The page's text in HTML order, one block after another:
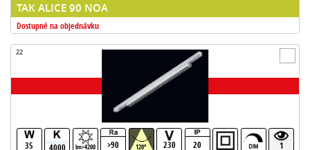
TAK ALICE 90 NOA
Dostupné na objednávku
22
35 4000 lm>4200 >90 120° 230 20 1